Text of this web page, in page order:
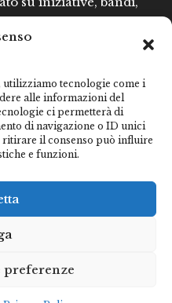
tecnologie come i
alle informazioni del
ci permetterà di
di navigazione o ID unici
ritirare il consenso può influire
e funzioni.